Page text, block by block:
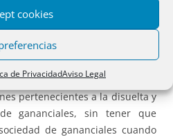
cookies
de PrivacidadAviso Legal
COMPRAVENTA DE BIENES
DISUELTA Y NO LIQUIDADA LA
Es válida y cabe inscribir la
la herencia o la venta de los
pertenecientes a la disuelta y
gananciales, sin tener que
de gananciales cuando